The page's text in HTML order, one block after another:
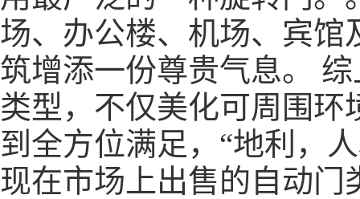
场、办公楼、机场、宾馆
筑增添一份尊贵气息。
类型，不仅美化可周围
到全方位满足，“地利，
现在市场上出售的自动门